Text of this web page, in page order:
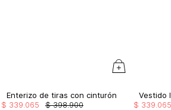
Enterizo de tiras con cinturón
$ 398.900
$ 339 065
Vestido
$ 339 065